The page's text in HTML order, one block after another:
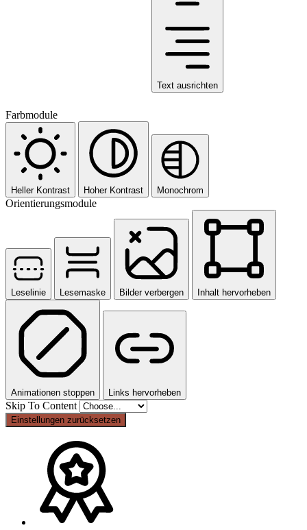
Text ausrichten
Farbmodule
Heller Kontrast Hoher Kontrast Monochrom
Orientierungsmodule
Leselinie Lesemaske Bilder verbergen Inhalt hervorheben
Animationen stoppen Links hervorheben
Skip To Content
Einstellungen zurücksetzen